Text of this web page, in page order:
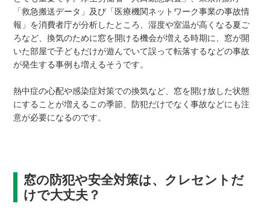
「救急搬送データ」及び「医療機関ネットワーク事業の事故情
報」を消費者庁が分析したところ、湿度や室温が高くなる夏ご
ろなど、換気のために窓を開ける機会が増える時期に、窓が開
いた部屋で子どもだけが遊んでいて誤って転落するなどの事故
が発生する事例も増えるそうです。
熱中症の心配や感染症対策での換気など、窓を開け放した状態
にすることが増えるこの季節、防犯だけでなく事故などにも注
意が必要になるのです。
窓の防犯や安全対策は、クレセントだ
けで大丈夫？